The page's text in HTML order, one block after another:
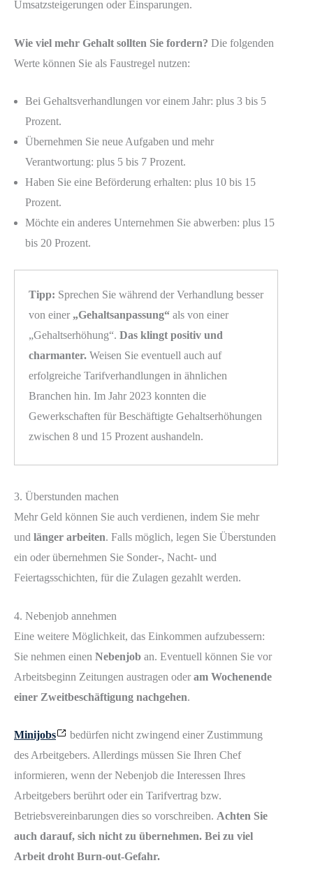
Umsatzsteigerungen oder Einsparungen.
Wie viel mehr Gehalt sollten Sie fordern? Die folgenden
Werte können Sie als Faustregel nutzen:
Bei Gehaltsverhandlungen vor einem Jahr: plus 3 bis 5
Prozent.
Übernehmen Sie neue Aufgaben und mehr
Verantwortung: plus 5 bis 7 Prozent.
Haben Sie eine Beförderung erhalten: plus 10 bis 15
Prozent.
Möchte ein anderes Unternehmen Sie abwerben: plus 15
bis 20 Prozent.
Tipp: Sprechen Sie während der Verhandlung besser
von einer „Gehaltsanpassung“ als von einer
„Gehaltserhöhung“. Das klingt positiv und
charmanter. Weisen Sie eventuell auch auf
erfolgreiche Tarifverhandlungen in ähnlichen
Branchen hin. Im Jahr 2023 konnten die
Gewerkschaften für Beschäftigte Gehaltserhöhungen
zwischen 8 und 15 Prozent aushandeln.
3. Überstunden machen
Mehr Geld können Sie auch verdienen, indem Sie mehr
und länger arbeiten. Falls möglich, legen Sie Überstunden
ein oder übernehmen Sie Sonder-, Nacht- und
Feiertagsschichten, für die Zulagen gezahlt werden.
4. Nebenjob annehmen
Eine weitere Möglichkeit, das Einkommen aufzubessern:
Sie nehmen einen Nebenjob an. Eventuell können Sie vor
Arbeitsbeginn Zeitungen austragen oder am Wochenende
einer Zweitbeschäftigung nachgehen.
Minijobs
bedürfen nicht zwingend einer Zustimmung
des Arbeitgebers. Allerdings müssen Sie Ihren Chef
informieren, wenn der Nebenjob die Interessen Ihres
Arbeitgebers berührt oder ein Tarifvertrag bzw.
Betriebsvereinbarungen dies so vorschreiben. Achten Sie
auch darauf, sich nicht zu übernehmen. Bei zu viel
Arbeit droht Burn-out-Gefahr.